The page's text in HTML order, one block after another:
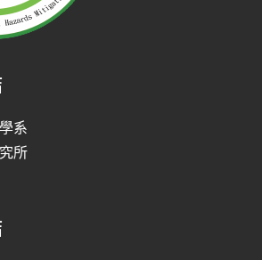
系
所